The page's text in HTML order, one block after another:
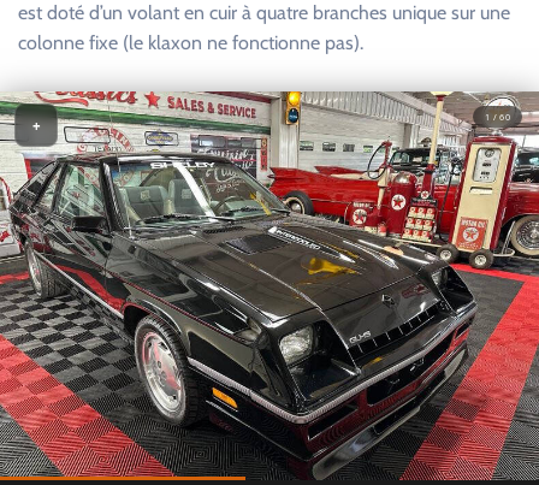
est doté d’un volant en cuir à quatre branches unique sur une
colonne fixe (le klaxon ne fonctionne pas).
1 / 60
+